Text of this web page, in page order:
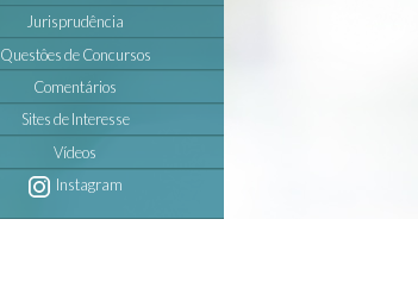
Jurisprudência
Questôes de Concursos
Comentários
Sites de Interesse
Vídeos
Instagram